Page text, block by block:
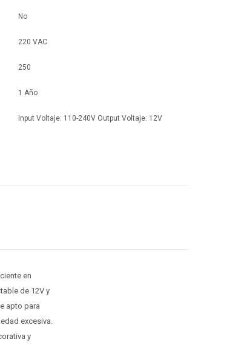
No
220 VAC
250
1 Año
Input Voltaje: 110-240V Output Voltaje: 12V
en
de 12V y
apto para
excesiva.
y